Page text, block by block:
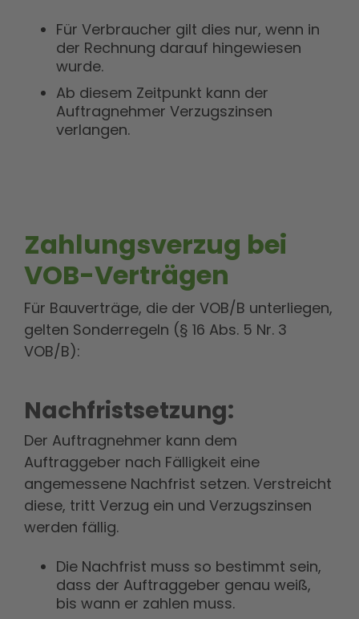
Für Verbraucher gilt dies nur, wenn in
der Rechnung darauf hingewiesen
wurde.
Ab diesem Zeitpunkt kann der
Auftragnehmer Verzugszinsen
verlangen.
Zahlungsverzug bei
VOB-Verträgen
Für Bauverträge, die der VOB/B unterliegen,
gelten Sonderregeln (§ 16 Abs. 5 Nr. 3
VOB/B):
Nachfristsetzung:
Der Auftragnehmer kann dem
Auftraggeber nach Fälligkeit eine
angemessene Nachfrist setzen. Verstreicht
diese, tritt Verzug ein und Verzugszinsen
werden fällig.
Die Nachfrist muss so bestimmt sein,
dass der Auftraggeber genau weiß,
bis wann er zahlen muss.